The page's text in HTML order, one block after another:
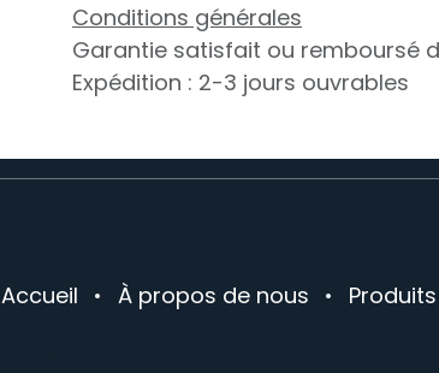
Conditions générales
Garantie satisfait ou remboursé
Expédition : 2-3 jours ouvrables
Accueil • À propos de nous • Produits